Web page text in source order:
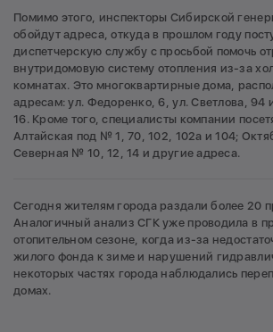
Помимо этого, инспекторы Сибирской
обойдут адреса, откуда в прошлом году
диспетчерскую службу с просьбой помочь
внутридомовую систему отопления из-за
комнатах. Это многоквартирные дома,
адресам: ул. Федоренко, 6, ул. Светлова, 94
16. Кроме того, специалисты компании
Алтайская под № 1, 70, 102, 102а и 104;
Северная № 10, 12, 14 и другие адреса.
Сегодня жителям города раздали более 20
Аналогичный анализ СГК уже проводила в
отопительном сезоне, когда из-за
жилого фонда к зиме и нарушений
некоторых частях города наблюдались
домах.